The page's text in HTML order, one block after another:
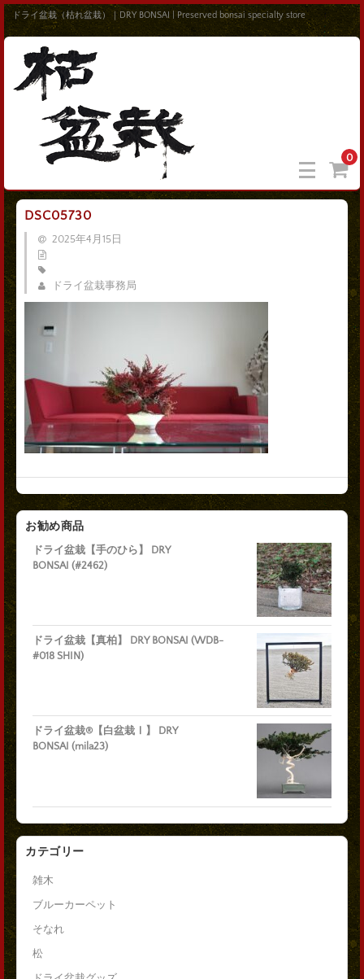
ドライ盆栽（枯れ盆栽）｜DRY BONSAI | Preserved bonsai specialty store
0
DSC05730
2025年4月15日
ドライ盆栽事務局
お勧め商品
ドライ盆栽【手のひら】 DRY
BONSAI (#2462)
ドライ盆栽【真柏】 DRY BONSAI (WDB-
#018 SHIN)
ドライ盆栽®【白盆栽Ⅰ】 DRY
BONSAI (mila23)
カテゴリー
雑木
ブルーカーペット
そなれ
松